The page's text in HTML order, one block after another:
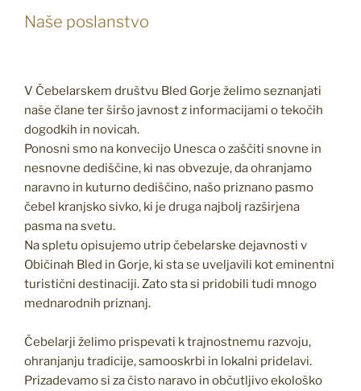
Naše poslanstvo
V Čebelarskem društvu Bled Gorje želimo seznanjati
naše člane ter širšo javnost z informacijami o tekočih
dogodkih in novicah.
Ponosni smo na konvecijo Unesca o zaščiti snovne in
nesnovne dediščine, ki nas obvezuje, da ohranjamo
naravno in kuturno dediščino, našo priznano pasmo
čebel kranjsko sivko, ki je druga najbolj razširjena
pasma na svetu.
Na spletu opisujemo utrip čebelarske dejavnosti v
Običinah Bled in Gorje, ki sta se uveljavili kot eminentni
turistični destinaciji. Zato sta si pridobili tudi mnogo
mednarodnih priznanj.
Čebelarji želimo prispevati k trajnostnemu razvoju,
ohranjanju tradicije, samooskrbi in lokalni pridelavi.
Prizadevamo si za čisto naravo in občutljivo ekološko